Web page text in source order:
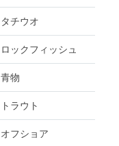
タチウオ
ロックフィッシュ
青物
トラウト
オフショア